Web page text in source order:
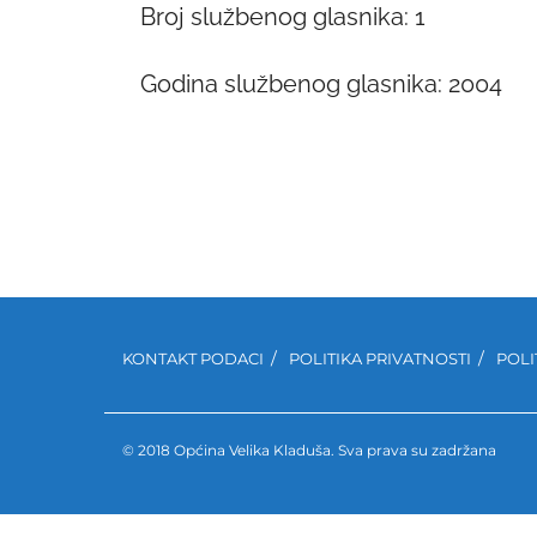
Broj službenog glasnika: 1
Godina službenog glasnika: 2004
KONTAKT PODACI POLITIKA PRIVATNOSTI
© 2018 Općina Velika Kladuša. Sva prava su zadržana